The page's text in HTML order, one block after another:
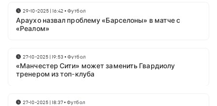
29-10-2025 | 16:42 •Футбол
Араухо назвал проблему «Барселоны» в матче с
«Реалом»
27-10-2025 | 19:53 •Футбол
«Манчестер Сити» может заменить Гвардиолу
тренером из топ-клуба
27-10-2025 | 18:37•Футбол